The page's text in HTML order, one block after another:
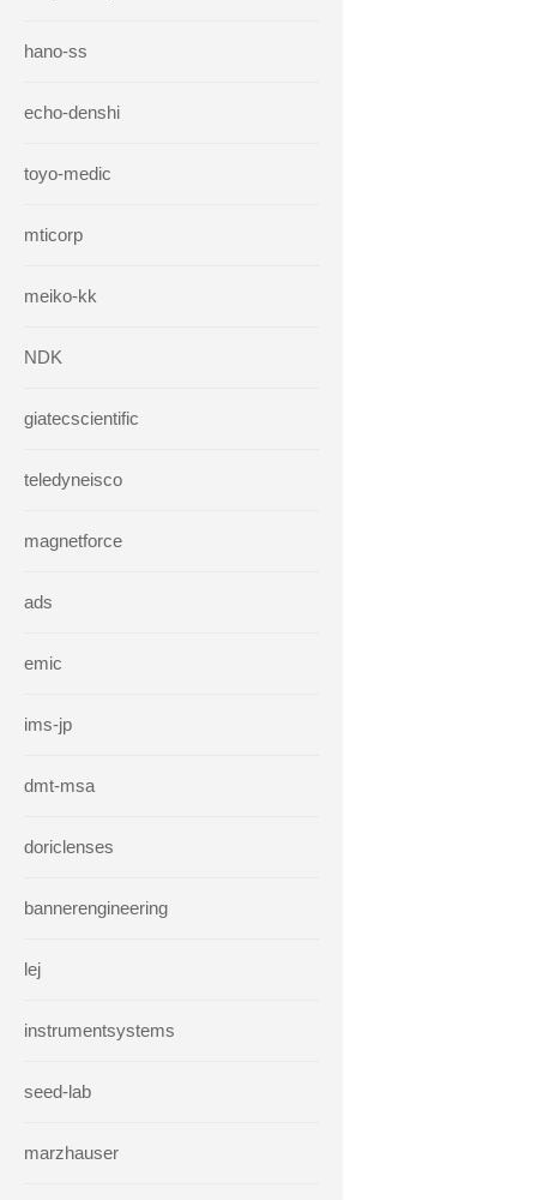
hano-ss
echo-denshi
toyo-medic
mticorp
meiko-kk
NDK
giatecscientific
teledyneisco
magnetforce
ads
emic
ims-jp
dmt-msa
doriclenses
bannerengineering
lej
instrumentsystems
seed-lab
marzhauser